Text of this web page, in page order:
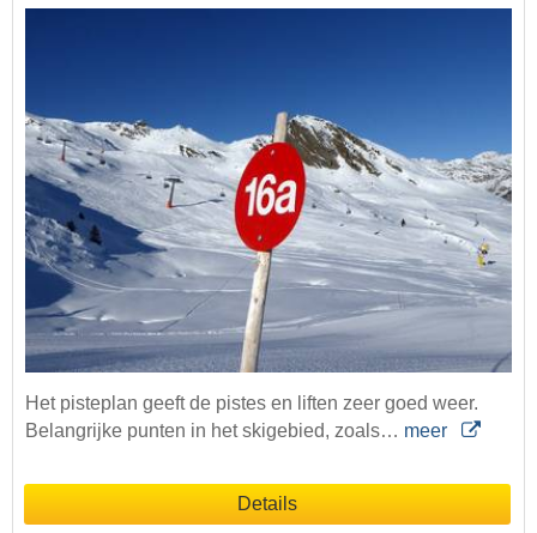
Het pisteplan geeft de pistes en liften zeer goed weer.
Belangrijke punten in het skigebied, zoals… meer
Details